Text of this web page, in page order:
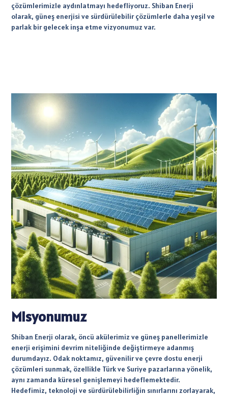
çözümlerimizle aydınlatmayı hedefliyoruz. Shiban Enerji
olarak, güneş enerjisi ve sürdürülebilir çözümlerle daha yeşil ve
parlak bir gelecek inşa etme vizyonumuz var.
Misyonumuz
Shiban Enerji olarak, öncü akülerimiz ve güneş panellerimizle
enerji erişimini devrim niteliğinde değiştirmeye adanmış
durumdayız. Odak noktamız, güvenilir ve çevre dostu enerji
çözümleri sunmak, özellikle Türk ve Suriye pazarlarına yönelik,
aynı zamanda küresel genişlemeyi hedeflemektedir.
Hedefimiz, teknoloji ve sürdürülebilirliğin sınırlarını zorlayarak,